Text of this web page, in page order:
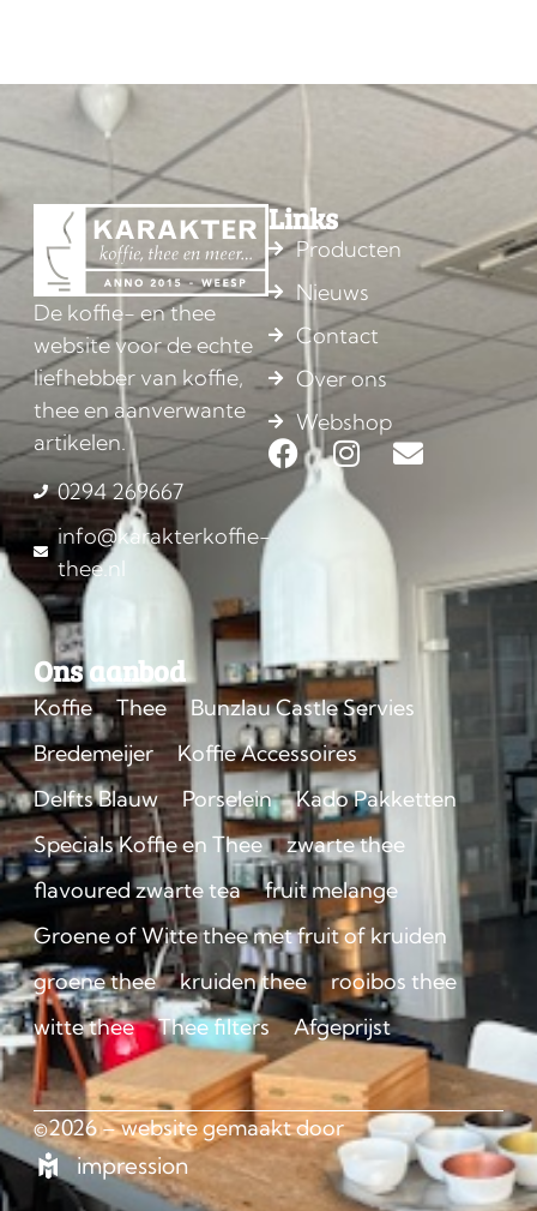
De koffie- en thee
website voor de echte
liefhebber van koffie,
thee en aanverwante
artikelen.
0294 269667
info@karakterkoffie-
thee.nl
Links
Producten
Nieuws
Contact
Over ons
Webshop
Ons aanbod
Koffie Thee
Bunzlau Castle Servies
Bredemeijer
Koffie Accessoires
Delfts Blauw
Porselein
Kado Pakketten
Specials Koffie en Thee
zwarte thee
flavoured zwarte tea
fruit melange
Groene of Witte thee met fruit of kruiden
groene thee
kruiden thee
rooibos thee
witte thee
Thee filters Afgeprijst
©2026 – website gemaakt door
impression